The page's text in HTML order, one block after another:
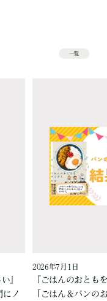
一覧
』
にノ
2026年7月1日
『ごはんのおとも
「ごはん＆パンの